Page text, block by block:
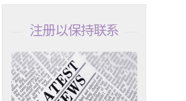
注册以保持联系